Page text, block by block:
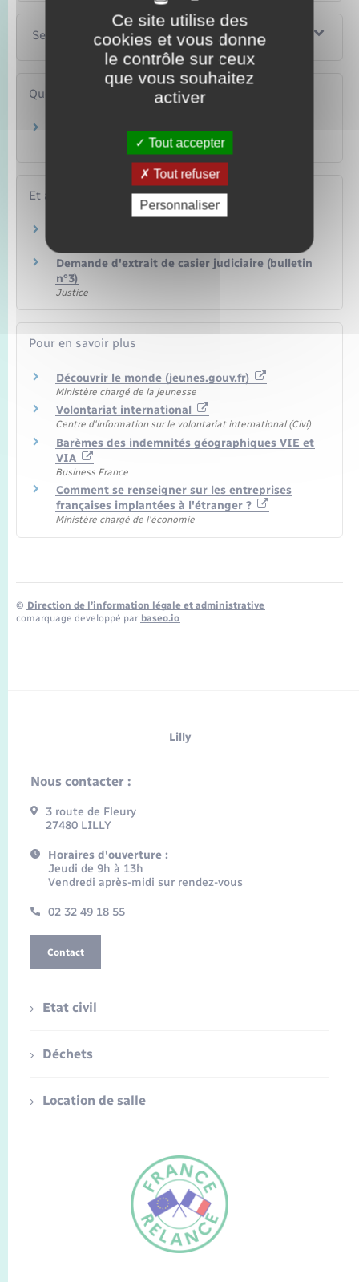
Services en ligne et formulaires
Questions ? Réponses !
Une personne en volontariat a-t-elle droit au
RSA et à la prime d'activité ?
Et aussi
Demande d'extrait de casier judiciaire (bulletin
n°3)
Justice
Pour en savoir plus
Découvrir le monde (jeunes.gouv.fr)
Ministère chargé de la jeunesse
Volontariat international
Centre d'information sur le volontariat international (Civi)
Barèmes des indemnités géographiques VIE et
VIA
Business France
Comment se renseigner sur les entreprises
françaises implantées à l'étranger ?
Ministère chargé de l'économie
© Direction de l’information légale et administrative
comarquage developpé par baseo.io
Lilly
Nous contacter :
3 route de Fleury
27480 LILLY
Horaires d'ouverture :
Jeudi de 9h à 13h
Vendredi après-midi sur rendez-vous
02 32 49 18 55
Contact
Etat civil
Déchets
Location de salle
Ce site utilise des
cookies et vous donne
le contrôle sur ceux
que vous souhaitez
activer
Tout accepter
Tout refuser
Personnaliser